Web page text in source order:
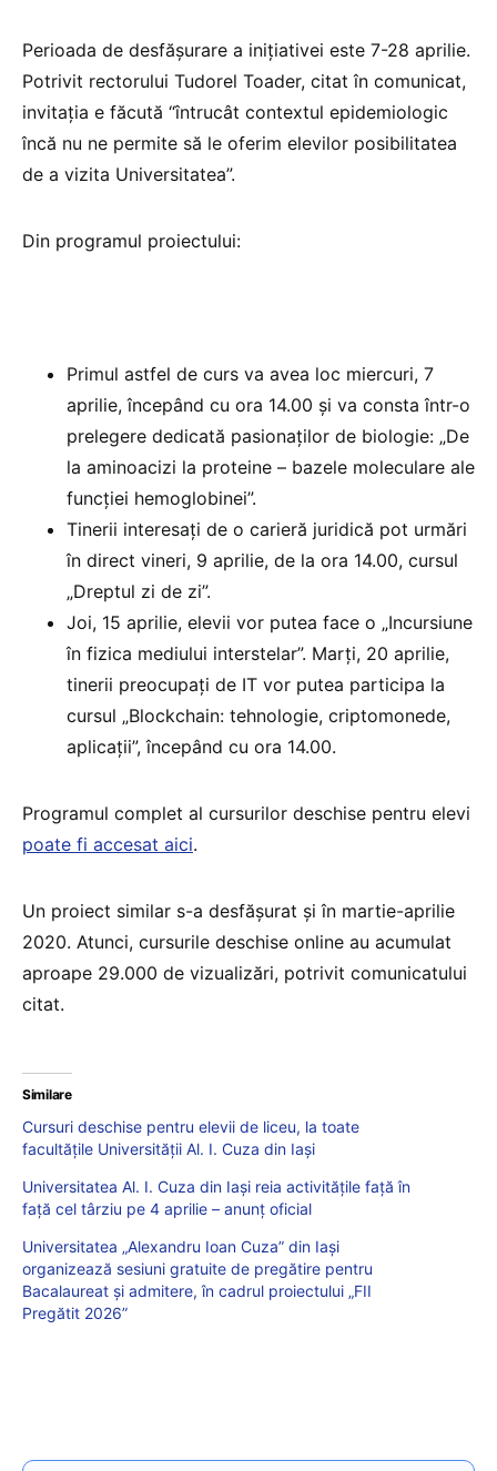
Perioada de desfășurare a inițiativei este 7-28 aprilie.
Potrivit rectorului Tudorel Toader, citat în comunicat,
invitația e făcută “întrucât contextul epidemiologic
încă nu ne permite să le oferim elevilor posibilitatea
de a vizita Universitatea”.
Din programul proiectului:
Primul astfel de curs va avea loc miercuri, 7
aprilie, începând cu ora 14.00 și va consta într-o
prelegere dedicată pasionaților de biologie: „De
la aminoacizi la proteine – bazele moleculare ale
funcției hemoglobinei”.
Tinerii interesați de o carieră juridică pot urmări
în direct vineri, 9 aprilie, de la ora 14.00, cursul
„Dreptul zi de zi”.
Joi, 15 aprilie, elevii vor putea face o „Incursiune
în fizica mediului interstelar”. Marți, 20 aprilie,
tinerii preocupați de IT vor putea participa la
cursul „Blockchain: tehnologie, criptomonede,
aplicații”, începând cu ora 14.00.
Programul complet al cursurilor deschise pentru elevi
poate fi accesat aici.
Un proiect similar s-a desfășurat și în martie-aprilie
2020. Atunci, cursurile deschise online au acumulat
aproape 29.000 de vizualizări, potrivit comunicatului
citat.
Similare
Cursuri deschise pentru elevii de liceu, la toate
facultățile Universității Al. I. Cuza din Iași
Universitatea Al. I. Cuza din Iași reia activitățile față în
față cel târziu pe 4 aprilie – anunț oficial
Universitatea „Alexandru Ioan Cuza” din Iași
organizează sesiuni gratuite de pregătire pentru
Bacalaureat și admitere, în cadrul proiectului „FII
Pregătit 2026”